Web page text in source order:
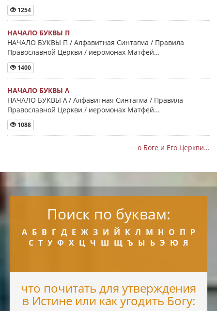
1254
НАЧАЛО БУКВЫ Π
НАЧАЛО БУКВЫ Π / Алфавитная Синтагма / Правила
Православной Церкви / иеромонах Матфей...
1400
НАЧАЛО БУКВЫ Λ
НАЧАЛО БУКВЫ Λ / Алфавитная Синтагма / Правила
Православной Церкви / иеромонах Матфей...
1088
о Боге и Его Церкви...
Поиск по буквам:
А Б В Г Д Е Ж З И Й К Л М Н О П Р
С Т У Ф Х Ц Ч Ш Щ Ъ Ы Ь Э Ю Я
что почитать для утверждения
в Истине или как угодить Богу: